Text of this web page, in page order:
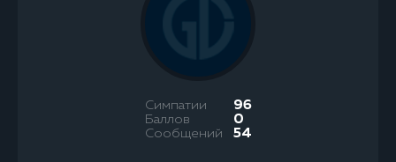
Симпатии 96
Баллов 0
Сообщений 54